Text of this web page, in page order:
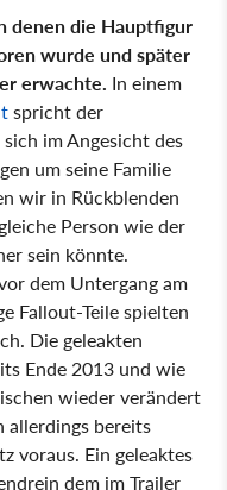
denen die Hauptfigur
wurde und später
erwachte. In einem
spricht der
im Angesicht des
um seine Familie
wir in Rückblenden
Person wie der
sein könnte.
dem Untergang am
Fallout-Teile spielten
Die geleakten
Ende 2013 und wie
wieder verändert
allerdings bereits
voraus. Ein geleaktes
dem im Trailer